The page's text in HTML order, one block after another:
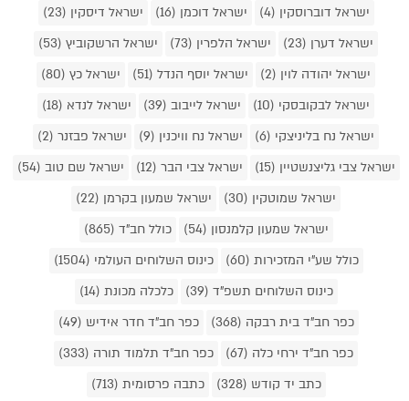
ישראל דוברוסקין (4)
ישראל דוכמן (16)
ישראל דיסקין (23)
ישראל דערן (23)
ישראל הלפרין (73)
ישראל הרשקוביץ (53)
ישראל יהודה לוין (2)
ישראל יוסף הנדל (51)
ישראל כץ (80)
ישראל לבקובסקי (10)
ישראל לייבוב (39)
ישראל לנדא (18)
ישראל נח בליניצקי (6)
ישראל נח וויכנין (9)
ישראל פבזנר (2)
ישראל צבי גליצנשטיין (15)
ישראל צבי הבר (12)
ישראל שם טוב (54)
ישראל שמוטקין (30)
ישראל שמעון בקרמן (22)
ישראל שמעון קלמנסון (54)
כולל חב"ד (865)
כולל שע"י המזכירות (60)
כינוס השלוחים העולמי (1504)
כינוס השלוחים תשפ"ד (39)
כלכלה מכונת (14)
כפר חב"ד בית רבקה (368)
כפר חב"ד חדר אידיש (49)
כפר חב"ד ירחי כלה (67)
כפר חב"ד תלמוד תורה (333)
כתב יד קודש (328)
כתבה פרסומית (713)